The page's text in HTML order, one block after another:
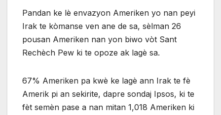
Pandan ke lè envazyon Ameriken yo nan peyi
Irak te kòmanse ven ane de sa, sèlman 26
pousan Ameriken nan yon biwo vòt Sant
Rechèch Pew ki te opoze ak lagè sa.
67% Ameriken pa kwè ke lagè ann Irak te fè
Amerik pi an sekirite, dapre sondaj Ipsos, ki te
fèt semèn pase a nan mitan 1,018 Ameriken ki